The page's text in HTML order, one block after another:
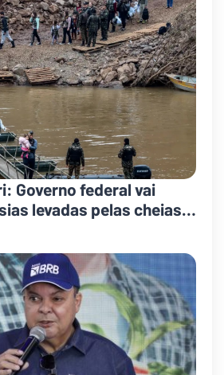
Governo federal vai
levadas pelas cheias